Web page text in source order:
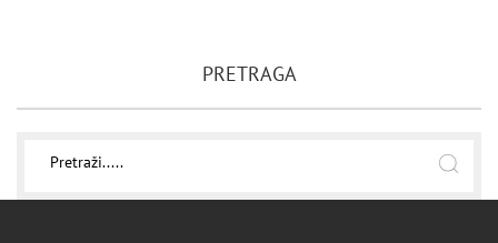
PRETRAGA